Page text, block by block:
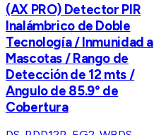
(AX PRO) Detector PIR
Inalámbrico de Doble
Tecnología / Inmunidad a
Mascotas / Rango de
Detección de 12 mts /
Angulo de 85.9° de
Cobertura